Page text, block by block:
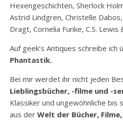
Hexengeschichten, Sherlock
Astrid Lindgren, Christelle
Dragt, Cornelia Funke, C.S. Lewis
Auf geek’s Antiques schreibe ich
Phantastik.
Bei mir werdet ihr nicht jeden
Lieblingsbücher, -filme und -
Klassiker und ungewöhnliche bis
aus der Welt der Bücher,